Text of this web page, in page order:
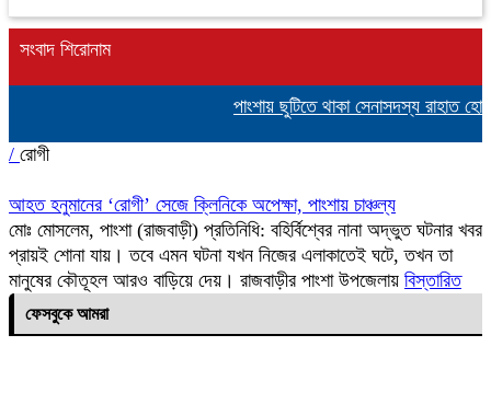
সংবাদ শিরোনাম
পাংশায় ছুটিতে থাকা সেনাসদস্য রাহাত
/ রোগী
আহত হনুমানের ‘রোগী’ সেজে ক্লিনিকে অপেক্ষা, পাংশায় চাঞ্চল্য
মোঃ মোসলেম, পাংশা (রাজবাড়ী) প্রতিনিধি: বহির্বিশ্বের নানা অদ্ভুত ঘটনার খবর
প্রায়ই শোনা যায়। তবে এমন ঘটনা যখন নিজের এলাকাতেই ঘটে, তখন তা
মানুষের কৌতূহল আরও বাড়িয়ে দেয়। রাজবাড়ীর পাংশা উপজেলায় বিস্তারিত
ফেসবুকে আমরা